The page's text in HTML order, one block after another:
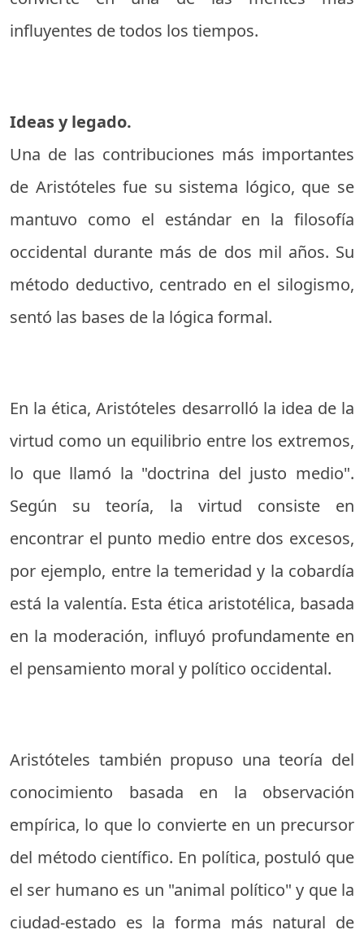
influyentes de todos los tiempos.
Ideas y legado.
Una de las contribuciones más importantes
de Aristóteles fue su sistema lógico, que se
mantuvo como el estándar en la filosofía
occidental durante más de dos mil años. Su
método deductivo, centrado en el silogismo,
sentó las bases de la lógica formal.
En la ética, Aristóteles desarrolló la idea de la
virtud como un equilibrio entre los extremos,
lo que llamó la "doctrina del justo medio".
Según su teoría, la virtud consiste en
encontrar el punto medio entre dos excesos,
por ejemplo, entre la temeridad y la cobardía
está la valentía. Esta ética aristotélica, basada
en la moderación, influyó profundamente en
el pensamiento moral y político occidental.
Aristóteles también propuso una teoría del
conocimiento basada en la observación
empírica, lo que lo convierte en un precursor
del método científico. En política, postuló que
el ser humano es un "animal político" y que la
ciudad-estado es la forma más natural de